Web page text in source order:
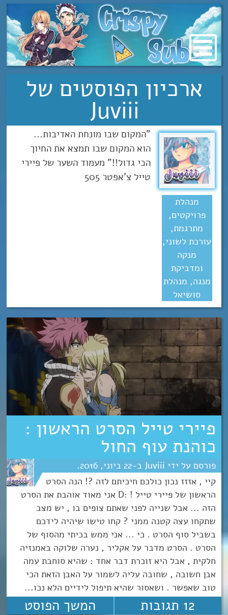
מעבר
לתוכן
ארכיון הפוסטים של
Juviii
מנהלת
פרויקטים,
מתרגמת,
עורכת לשוני,
מנקה
ומדביקת
מנגה, מנהלת
סושיאל
"המקום שבו מונחת האדיבות...
הוא המקום שבו תמצא את החיוך
הכי גדול!!" מעמוד השער של פיירי
טייל צ'אפטר 505
פיירי טייל הסרט הראשון :
כוהנת עוף החול
Juviii
22 יוני 2016
קיי , אזזז נכון כולכם חיכיתם לזה ?! הנה הסרט
הראשון של פיירי טייל ! :D אני מאוד אוהבת את הסרט
הזה ... אבל שנייה לפני שאתם צופים בו , יש מצב
שתקחו עצה קטנה ממני ? קחו טישו שיהיה לידכם
בשביל סוף הסרט . כי ... אני ממש בכיתי מהסוף של
הסרט . הסרט מדבר על אקליר , נערה שלוקה באמנזיה
חלקית , אבל היא זוכרת דבר אחד : שהיא סוחבת עמה
אבן חשובה , שחובה עליה לשמור על האבן הזאת הכי
טוב שאפשר . ושאסור שהיא תיפול לידיים הלא נכו...
12 תגובות המשך הפוסט